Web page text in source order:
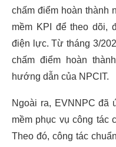
chấm điểm hoàn thành
mềm KPI để theo dõi,
điện lực. Từ tháng 3/
chấm điểm hoàn
hướng dẫn của NPCIT.
Ngoài ra, EVNNPC đã
mềm phục vụ công tác
Theo đó, công tác